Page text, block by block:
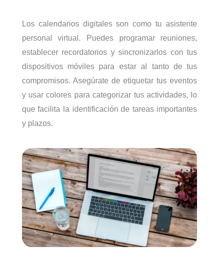
Los calendarios digitales son como tu asistente
personal virtual. Puedes programar reuniones,
establecer recordatorios y sincronizarlos con tus
dispositivos móviles para estar al tanto de tus
compromisos. Asegúrate de etiquetar tus eventos
y usar colores para categorizar tus actividades, lo
que facilita la identificación de tareas importantes
y plazos.